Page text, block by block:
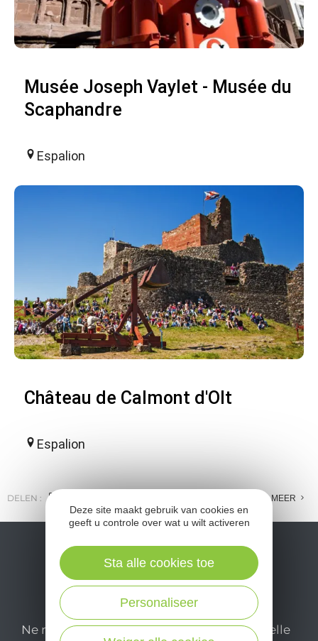
Musée Joseph Vaylet - Musée du
Scaphandre
Espalion
Château de Calmont d'Olt
Espalion
DELEN : MEER
Ne manquez pas notre newsletter mensuelle
Deze site maakt gebruik van cookies en
geeft u controle over wat u wilt activeren
Personaliseer
Sta alle cookies toe